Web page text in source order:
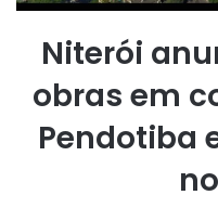
Niterói
obras em
Pendotiba